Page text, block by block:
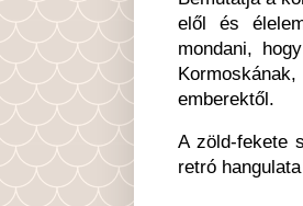
elől és
mondani,
emberektől.
A zöld-fekete
retró